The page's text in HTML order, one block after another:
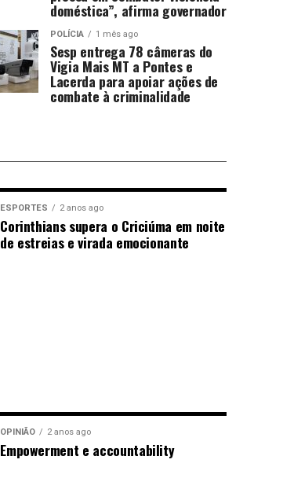
doméstica”, afirma governador
POLÍCIA 1 mês ago
Sesp entrega 78 câmeras do
Vigia Mais MT a Pontes e
Lacerda para apoiar ações de
combate à criminalidade
ESPORTES 2 anos ago
Corinthians supera o Criciúma em noite
de estreias e virada emocionante
OPINIÃO 2 anos ago
Empowerment e accountability